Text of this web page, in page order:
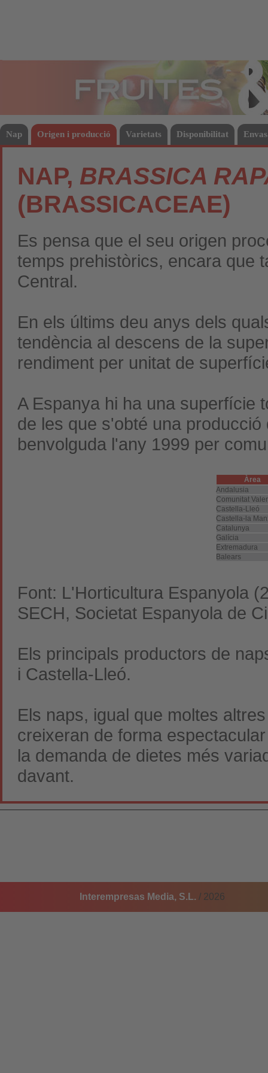
Nap Origen i producció Varietats Disponibilitat
NAP, BRASSICA
(BRASSICACEAE)
Es pensa que el seu origen
temps prehistòrics, encara que
Central.
En els últims deu anys dels
tendència al descens de la
rendiment per unitat de
A Espanya hi ha una superfície
de les que s'obté una
benvolguda l'any 1999 per
Àrea
Andalusia
Comunitat
Castella-Lleó
Castella-la
Catalunya
Galícia
Extremadura
Balears
Font: L'Horticultura Espanyola
SECH, Societat Espanyola de
Els principals productors de
i Castella-Lleó.
Els naps, igual que moltes
creixeran de forma
la demanda de dietes més
davant.
Interempresas Media, S.L. / 2026